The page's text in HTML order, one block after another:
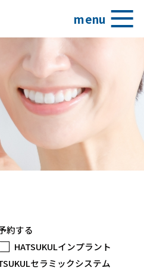
menu
約する
HATSUKULインプラント
セラミックシステム